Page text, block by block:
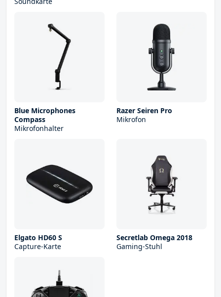
Blue Microphones
Compass
Mikrofonhalter
Razer Seiren Pro
Mikrofon
Elgato HD60 S
Capture-Karte
Secretlab Omega 2018
Gaming-Stuhl